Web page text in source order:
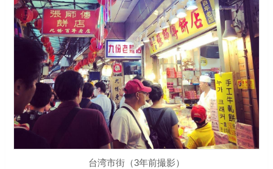
台湾市街（3年前撮影）